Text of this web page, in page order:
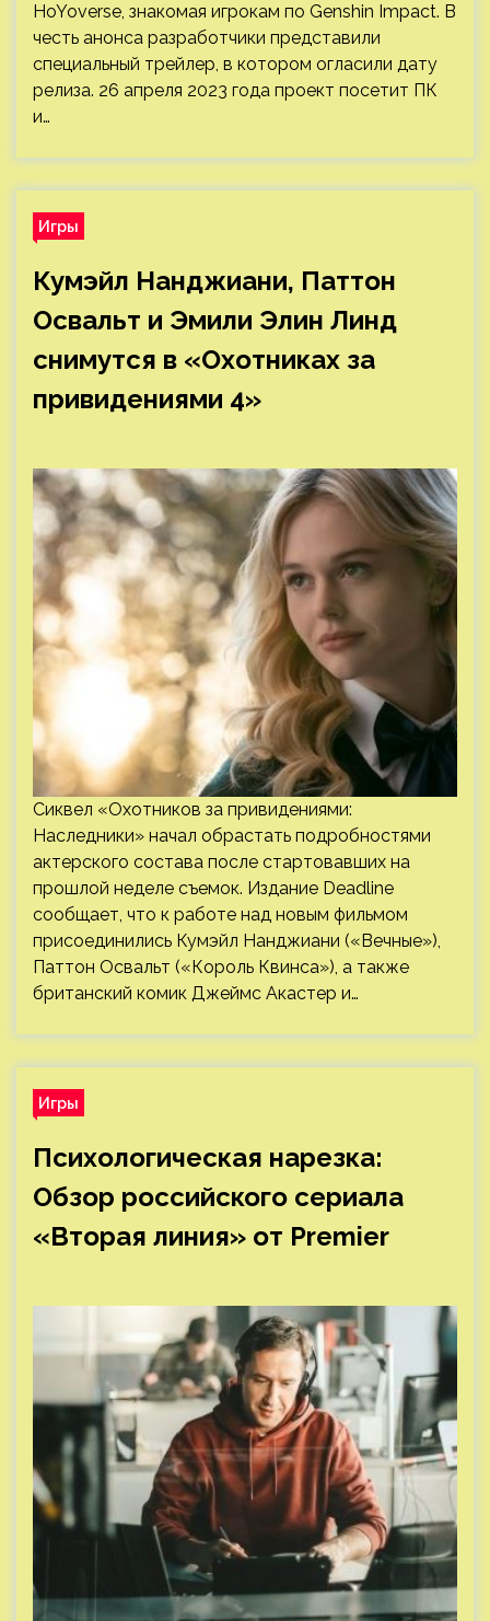
HoYoverse, знакомая игрокам по Genshin Impact. В
честь анонса разработчики представили
специальный трейлер, в котором огласили дату
релиза. 26 апреля 2023 года проект посетит ПК
и…
Игры
Кумэйл Нанджиани, Паттон
Освальт и Эмили Элин Линд
снимутся в «Охотниках за
привидениями 4»
Сиквел «Охотников за привидениями:
Наследники» начал обрастать подробностями
актерского состава после стартовавших на
прошлой неделе съемок. Издание Deadline
сообщает, что к работе над новым фильмом
присоединились Кумэйл Нанджиани («Вечные»),
Паттон Освальт («Король Квинса»), а также
британский комик Джеймс Акастер и…
Игры
Психологическая нарезка:
Обзор российского сериала
«Вторая линия» от Premier